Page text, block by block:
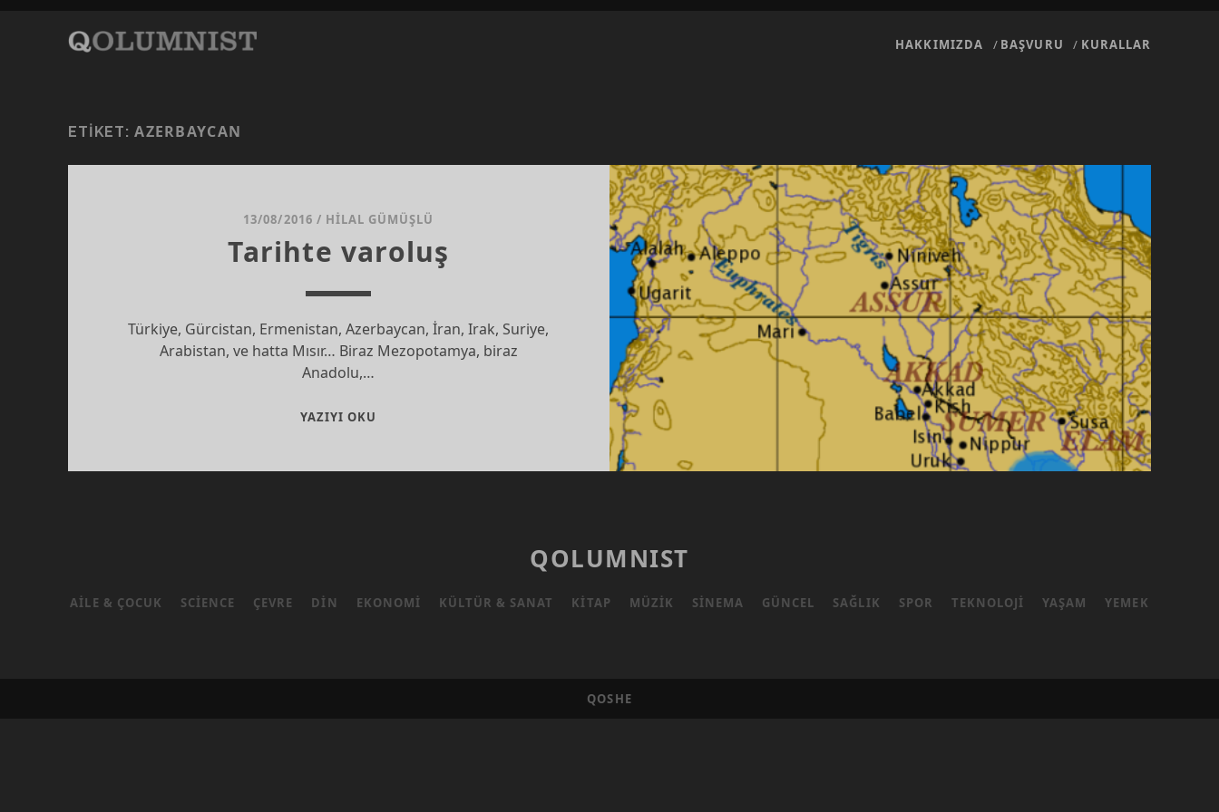
HAKKIMIZDA BAŞVURU KURALLAR
ETIKET:AZERBAYCAN
13/08/2016 / HILAL GÜMÜŞLÜ
Tarihte varoluş
Türkiye, Gürcistan, Ermenistan, Azerbaycan, İran, Irak, Suriye,
Arabistan, ve hatta Mısır… Biraz Mezopotamya, biraz
Anadolu,…
YAZIYI OKU
QOLUMNIST
AILE & ÇOCUK SCIENCE ÇEVRE DIN EKONOMI KÜLTÜR & SANAT KITAP MÜZIK SINEMA GÜNCEL SAĞLIK SPOR TEKNOLOJI YAŞAM YEMEK
QOSHE